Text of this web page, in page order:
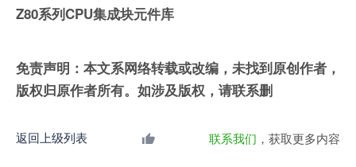
Z80系列CPU集成块元件库
免责声明：本文系网络转载或改编，未找到原创作者，
版权归原作者所有。如涉及版权，请联系删
返回上级列表 联系我们 ，获取更多内容